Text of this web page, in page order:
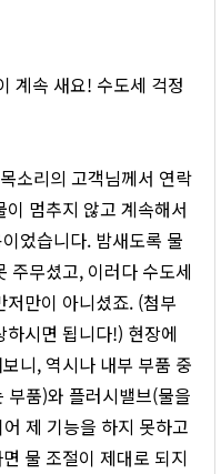
계속 새요! 수도세 걱정
소리의 고객님께서 연락
멈추지 않고 계속해서
었습니다. 밤새도록 물
주무셨고, 이러다 수도세
만이 아니셨죠. (첨부
시면 됩니다!) 현장에
니, 역시나 내부 부품 중
부품)와 플러시밸브(물을
제 기능을 하지 못하고
물 조절이 제대로 되지